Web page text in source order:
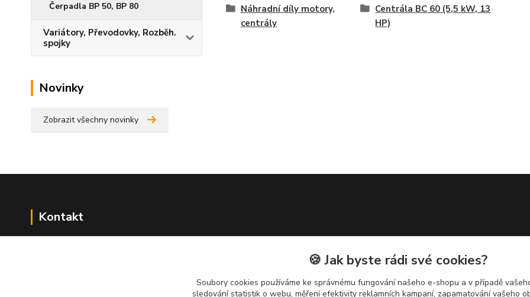
Čerpadla BP 50, BP 80
Variátory, Převodovky, Rozběh.
spojky
Novinky
Zobrazit všechny novinky
Náhradní díly motory,
centrály
Centrála BC 60 (5,5 kW, 13
HP)
Kontakt
🍪 Jak byste rádi své cookies?
Soubory cookies používáme ke správnému fungování našeho e-shopu a v případě
sledování statistik o webu, měření efektivity reklamních kampaní, zapamatování vašeho